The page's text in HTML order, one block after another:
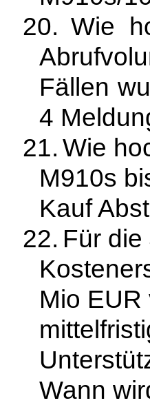
20. Wie
Fällen
4
21. Wie
M910s
Kauf
22. Für
Mio
Wann